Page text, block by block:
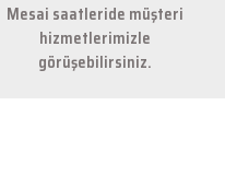
Mesai saatleride müşteri
hizmetlerimizle
görüşebilirsiniz.